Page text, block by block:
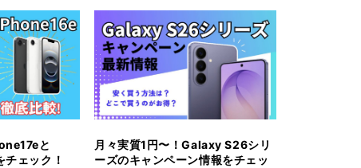
と
ェック！
月々実質1円〜！Galaxy S26シリ
ーズのキャンペーン情報をチェッ